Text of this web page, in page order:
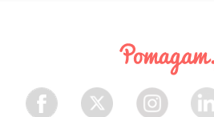
Facebook Twitter Instagram